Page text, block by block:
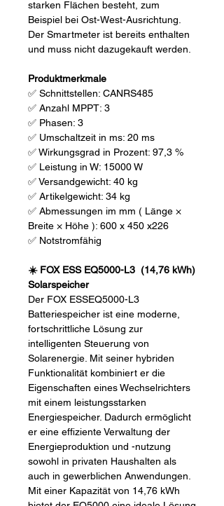
starken Flächen besteht, zum
Beispiel bei Ost-West-Ausrichtung.
Der Smartmeter ist bereits enthalten
und muss nicht dazugekauft werden.
Produktmerkmale
✅ Schnittstellen: CANRS485
✅ Anzahl MPPT: 3
✅ Phasen: 3
✅ Umschaltzeit in ms: 20 ms
✅ Wirkungsgrad in Prozent: 97,3 %
✅ Leistung in W: 15000 W
✅ Versandgewicht: 40 kg
✅ Artikelgewicht: 34 kg
✅ Abmessungen im mm ( Länge ×
Breite × Höhe ): 600 x 450 x226
✅ Notstromfähig
☀️ FOX ESS EQ5000-L3 (14,76 kWh)
Solarspeicher
Der FOX ESSEQ5000-L3
Batteriespeicher ist eine moderne,
fortschrittliche Lösung zur
intelligenten Steuerung von
Solarenergie. Mit seiner hybriden
Funktionalität kombiniert er die
Eigenschaften eines Wechselrichters
mit einem leistungsstarken
Energiespeicher. Dadurch ermöglicht
er eine effiziente Verwaltung der
Energieproduktion und -nutzung
sowohl in privaten Haushalten als
auch in gewerblichen Anwendungen.
Mit einer Kapazität von 14,76 kWh